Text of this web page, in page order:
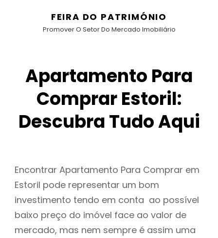
FEIRA DO PATRIMÓNIO
Promover O Setor Do Mercado Imobiliário
Apartamento Para
Comprar Estoril:
Descubra Tudo Aqui
Encontrar Apartamento Para Comprar em
Estoril pode representar um bom
investimento tendo em conta ao possível
baixo preço do imóvel face ao valor de
mercado, mas nem sempre é assim uma